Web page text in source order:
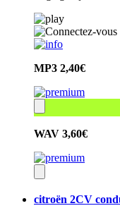
MP3 2,40€
WAV 3,60€
citroën 2CV